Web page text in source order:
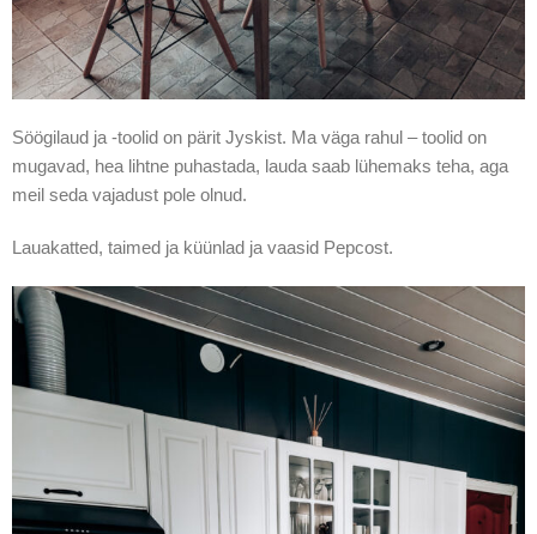
Söögilaud ja -toolid on pärit Jyskist. Ma väga rahul – toolid on
mugavad, hea lihtne puhastada, lauda saab lühemaks teha, aga
meil seda vajadust pole olnud.
Lauakatted, taimed ja küünlad ja vaasid Pepcost.